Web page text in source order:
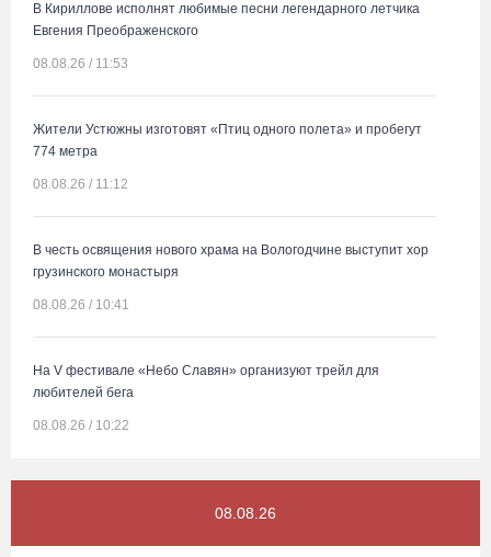
В Кириллове исполнят любимые песни легендарного летчика
Евгения Преображенского
08.08.26 / 11:53
Жители Устюжны изготовят «Птиц одного полета» и пробегут
774 метра
08.08.26 / 11:12
В честь освящения нового храма на Вологодчине выступит хор
грузинского монастыря
08.08.26 / 10:41
На V фестивале «Небо Славян» организуют трейл для
любителей бега
08.08.26 / 10:22
фестиваля «Батранский лен»
08.08.26 / 09:56
08.08.26